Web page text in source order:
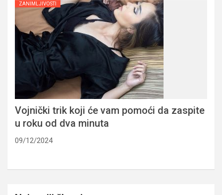
ZANIMLJIVOSTI
Vojnički trik koji će vam pomoći da zaspite
u roku od dva minuta
09/12/2024